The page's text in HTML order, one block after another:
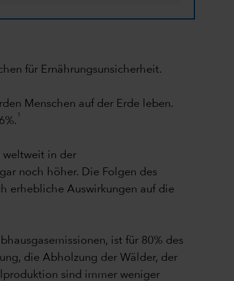
für Ernährungsunsicherheit.
Menschen auf der Erde leben.
1
weltweit in der
noch höher. Die Folgen des
erhebliche Auswirkungen auf die
ist für 80% des
die Abholzung der Wälder, der
sind immer weniger